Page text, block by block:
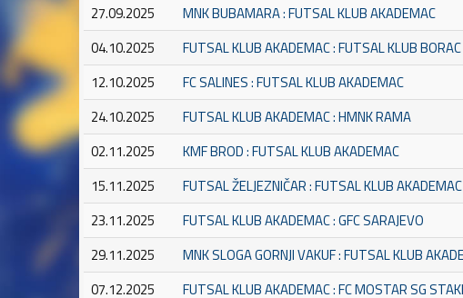
27.09.2025
MNK BUBAMARA : FUTSAL KLUB AKADEMAC
04.10.2025
FUTSAL KLUB AKADEMAC : FUTSAL KLUB BORAC
12.10.2025
FC SALINES : FUTSAL KLUB AKADEMAC
24.10.2025
FUTSAL KLUB AKADEMAC : HMNK RAMA
02.11.2025
KMF BROD : FUTSAL KLUB AKADEMAC
15.11.2025
FUTSAL ŽELJEZNIČAR : FUTSAL KLUB AKADEMAC
23.11.2025
FUTSAL KLUB AKADEMAC : GFC SARAJEVO
29.11.2025
MNK SLOGA GORNJI VAKUF : FUTSAL KLUB
07.12.2025
FUTSAL KLUB AKADEMAC : FC MOSTAR SG